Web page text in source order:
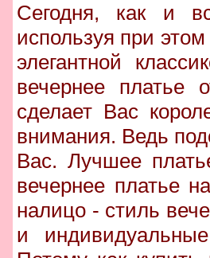
Сегодня, как и
используя при
элегантной
вечернее платье
сделает Вас
внимания. Ведь
Вас. Лучшее
вечернее платье
налицо - стиль
и